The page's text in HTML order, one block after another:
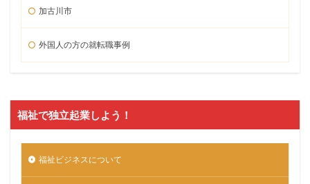
加古川市
外国人の方の就転職事例
福祉で独立起業しよう！
福祉ビジネスについて